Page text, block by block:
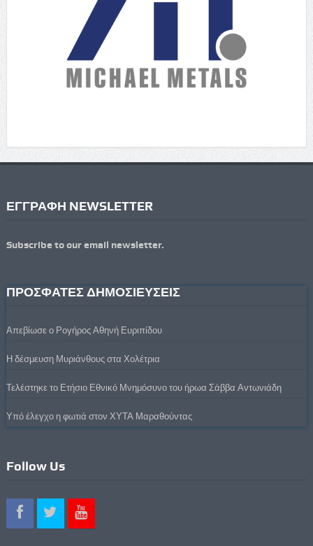
ΕΓΓΡΑΦΗ NEWSLETTER
Subscribe to our email newsletter.
ΠΡΟΣΦΑΤΕΣ ΔΗΜΟΣΙΕΥΣΕΙΣ
Απεβίωσε ο Ρογήρος Αθηνή Ευριπίδου
Η δέσμευση Μυριάνθους στα Χολέτρια
Τελέστηκε το Ετήσιο Εθνικό Μνημόσυνο του ήρωα Σάββα Αντωνιάδη
Υπό έλεγχο η φωτιά στον ΧΥΤΑ Μαραθούντας
Follow Us